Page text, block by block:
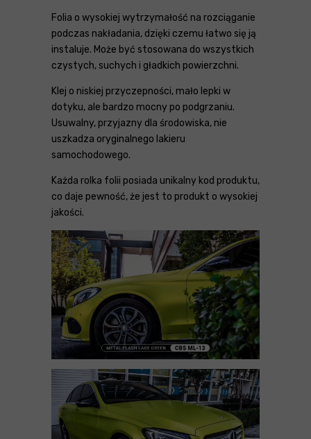
Folia o wysokiej wytrzymałość na rozciąganie
podczas nakładania, dzięki czemu łatwo się ją
instaluje. Może być stosowana do wszystkich
czystych, suchych i gładkich powierzchni.
Klej o niskiej przyczepności, mało lepki w
dotyku, ale bardzo mocny po podgrzaniu.
Usuwalny, przyjazny dla środowiska, nie
uszkadza oryginalnego lakieru
samochodowego.
Każda rolka folii posiada unikalny kod produktu,
co daje pewność, że jest to produkt o wysokiej
jakości.